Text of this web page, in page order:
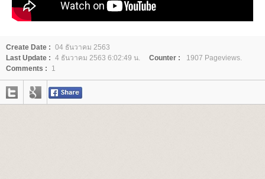
Create Date : 04 ธันวาคม 2563
Last Update : 4 ธันวาคม 2563 6:02:49 น. Counter :
1907 Pageviews.
Comments :
1